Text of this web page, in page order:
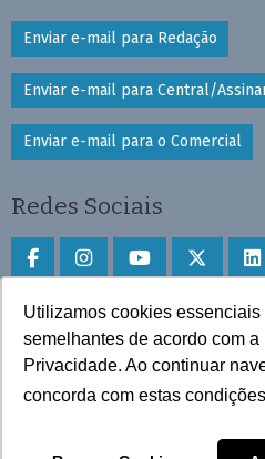
Utilizamos cookies
semelhantes de acordo com
Privacidade. Ao continuar
concorda com estas
Enviar e-mail para Redação
Enviar e-mail para Central/
Enviar e-mail para o Comercial
Redes Sociais
Faça download do aplicativo
Play Store e App Store
Todos os direitos